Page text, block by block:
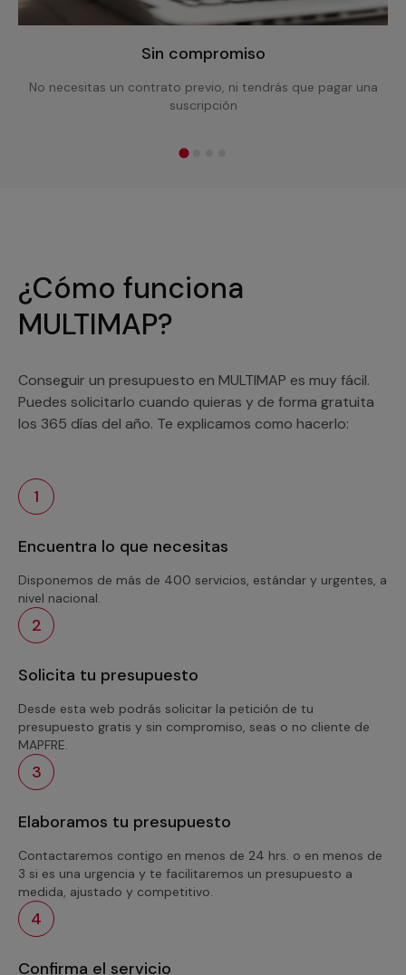
Sin compromiso
No necesitas un contrato previo, ni tendrás que pagar una
suscripción
¿Cómo funciona
MULTIMAP?
Conseguir un presupuesto en MULTIMAP es muy fácil.
Puedes solicitarlo cuando quieras y de forma gratuita
los 365 días del año. Te explicamos como hacerlo:
1
Encuentra lo que necesitas
Disponemos de más de 400 servicios, estándar y urgentes, a
nivel nacional.
2
Solicita tu presupuesto
Desde esta web podrás solicitar la petición de tu
presupuesto gratis y sin compromiso, seas o no cliente de
MAPFRE.
3
Elaboramos tu presupuesto
Contactaremos contigo en menos de 24 hrs. o en menos de
3 si es una urgencia y te facilitaremos un presupuesto a
medida, ajustado y competitivo.
4
Confirma el servicio